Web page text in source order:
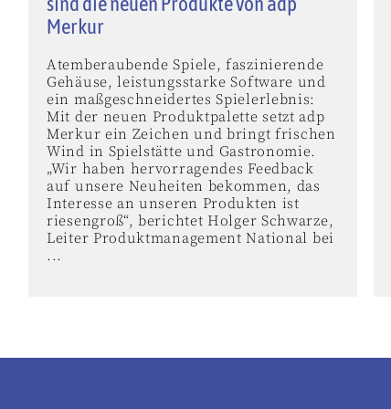
Merkur
Atemberaubende Spiele, faszinierende
Gehäuse, leistungsstarke Software und
ein maßgeschneidertes Spielerlebnis:
Mit der neuen Produktpalette setzt adp
Merkur ein Zeichen und bringt frischen
Wind in Spielstätte und Gastronomie.
„Wir haben hervorragendes Feedback
auf unsere Neuheiten bekommen, das
Interesse an unseren Produkten ist
riesengroß“, berichtet Holger Schwarze,
Leiter Produktmanagement National bei
...